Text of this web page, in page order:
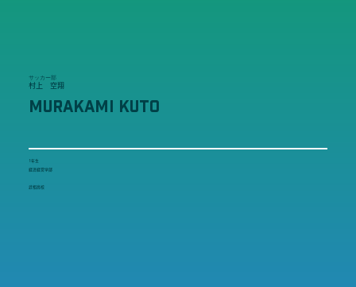
サッカー部
村上 空翔
MURAKAMI KUTO
1年生
経済経営学部
武相高校